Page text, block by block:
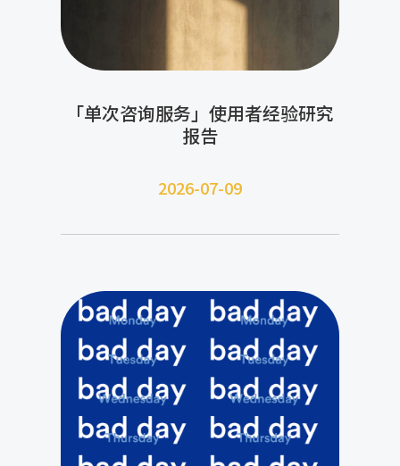
「单次咨询服务」使用者经验研究
报告
2026-07-09